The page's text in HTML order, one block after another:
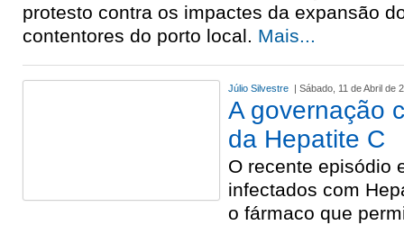
protesto contra os impactes da expansão
contentores do porto local. Mais...
Júlio Silvestre | Sábado, 11 de Abril de
A governação
da Hepatite C
O recente episódio
infectados com
o fármaco que